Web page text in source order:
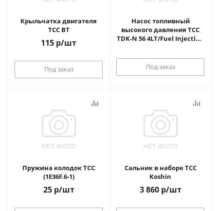
Крыльчатка двигателя
ТСС ВТ
115 р/шт
Под заказ
Насос топливный
высокого давления ТСС
TDK-N 56 4LT/Fuel Injection
Под заказ
Пружина колодок ТСС
(1E36F.6-1)
25р/шт
Сальник в наборе ТСС
Koshin
3 860р/шт